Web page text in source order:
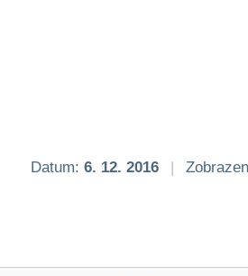
Datum: 6. 12. 2016 |